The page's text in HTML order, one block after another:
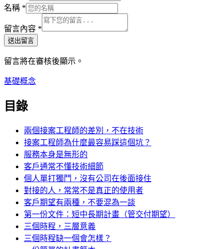
名稱 *
留言內容 *
送出留言
留言將在審核後顯示。
基礎概念
目錄
兩個接案工程師的差別，不在技術
接案工程師為什麼最容易踩這個坑？
服務本身是無形的
客戶通常不懂技術細節
個人單打獨鬥，沒有公司在後面接住
對接的人，常常不是真正的使用者
客戶期望有兩種，不要混為一談
第一份文件：短中長期計畫（管交付期望）
三個時程，三層意義
三個時程缺一個會怎樣？